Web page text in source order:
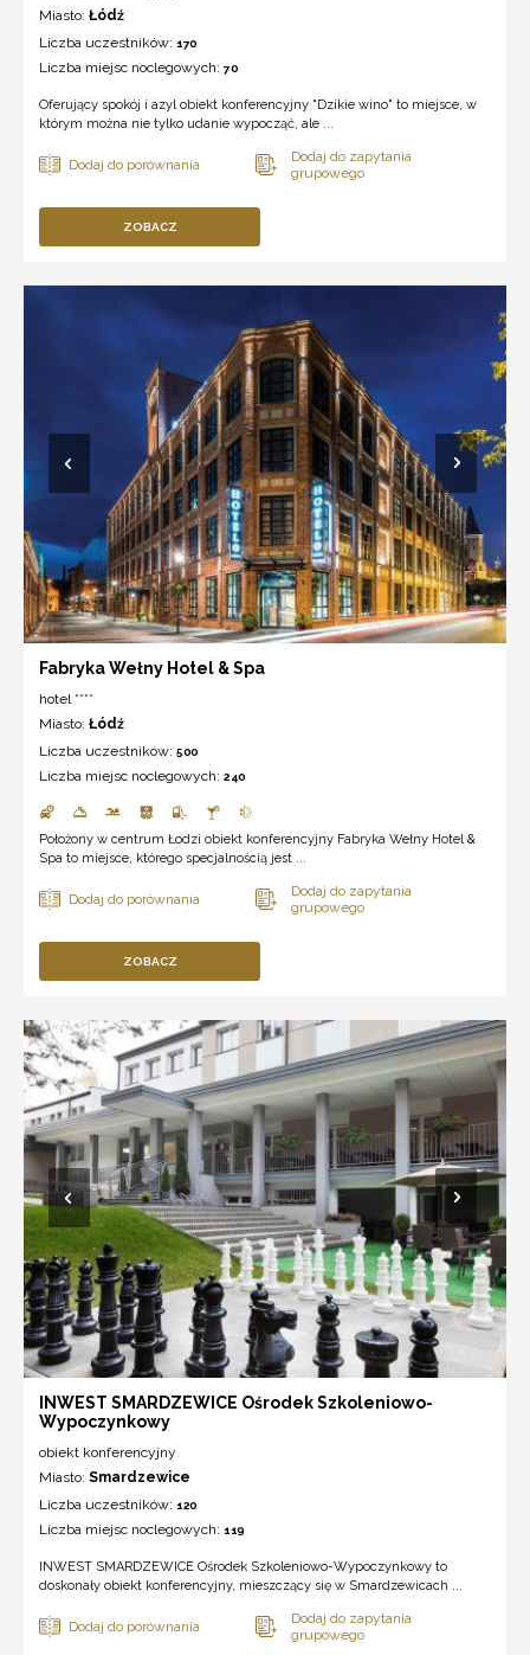
Miasto: Łódź
Liczba uczestników: 170
Liczba miejsc noclegowych: 70
Oferujący spokój i azyl obiekt konferencyjny "Dzikie wino" to miejsce, w
którym można nie tylko udanie wypocząć, ale ...
ZOBACZ
Fabryka Wełny Hotel & Spa
hotel ****
Miasto: Łódź
Liczba uczestników: 500
Liczba miejsc noclegowych: 240
Położony w centrum Łodzi obiekt konferencyjny Fabryka Wełny Hotel &
Spa to miejsce, którego specjalnością jest ...
ZOBACZ
INWEST SMARDZEWICE Ośrodek Szkoleniowo-
Wypoczynkowy
obiekt konferencyjny
Miasto: Smardzewice
Liczba uczestników: 120
Liczba miejsc noclegowych: 119
INWEST SMARDZEWICE Ośrodek Szkoleniowo-Wypoczynkowy to
doskonały obiekt konferencyjny, mieszczący się w Smardzewicach ...